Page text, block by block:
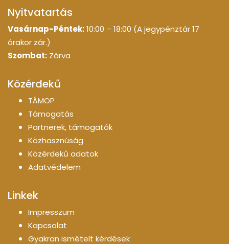
Nyitvatartás
Vasárnap-Péntek:10:00 – 18:00 (A jegypénztár 17
órakor zár.)
Szombat: Zárva
Közérdekű
TÁMOP
Támogatás
Partnerek, támogatók
Közhasznúság
Közérdekű adatok
Adatvédelem
Linkek
Impresszum
Kapcsolat
Gyakran ismételt kérdések